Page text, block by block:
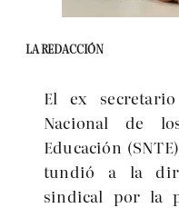
LA REDACCIÓN
El ex
Nacional de
Educación
tundió a la
sindical por la